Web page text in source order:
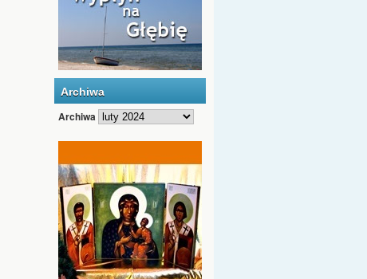
Archiwa
Archiwa